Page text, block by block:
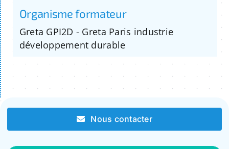
Organisme formateur
Greta GPI2D - Greta Paris industrie
développement durable
Nous contacter